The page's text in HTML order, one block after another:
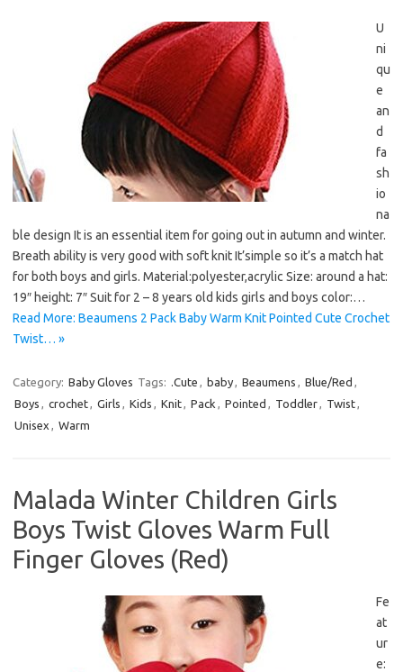
U
ni
qu
e
an
d
fa
sh
io
na
ble design It is an essential item for going out in autumn and winter.
Breath ability is very good with soft knit It’simple so it’s a match hat
for both boys and girls. Material:polyester,acrylic Size: around a hat:
19″ height: 7″ Suit for 2 – 8 years old kids girls and boys color:…
Read More: Beaumens 2 Pack Baby Warm Knit Pointed Cute Crochet
Twist… »
Category: Baby Gloves Tags: .Cute , baby, Beaumens , Blue/Red ,
Boys , crochet, Girls , Kids , Knit, Pack , Pointed , Toddler, Twist,
Unisex , Warm
Malada Winter Children Girls
Boys Twist Gloves Warm Full
Finger Gloves (Red)
Fe
at
ur
e: